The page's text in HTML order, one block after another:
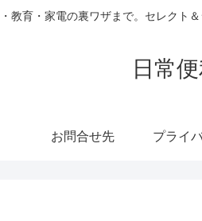
教育・家電の裏ワザまで。セレクト
日常
お問合せ先